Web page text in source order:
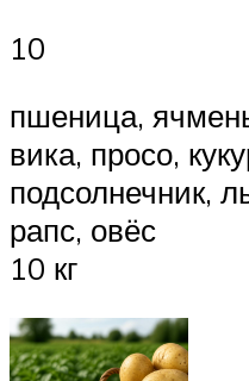
10
пшеница,
вика, просо,
подсолнечник,
рапс, овёс
10 кг